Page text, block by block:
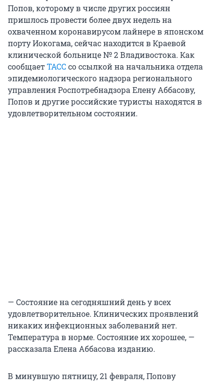
Попов, которому в числе других россиян
пришлось провести более двух недель на
охваченном коронавирусом лайнере в японском
порту Иокогама, сейчас находится в Краевой
клинической больнице № 2 Владивостока. Как
сообщаетТАССсо ссылкой на начальника отдела
эпидемиологического надзора регионального
управления Роспотребнадзора Елену Аббасову,
Попов и другие российские туристы находятся в
удовлетворительном состоянии.
— Состояние на сегодняшний день у всех
удовлетворительное. Клинических проявлений
никаких инфекционных заболеваний нет.
Температура в норме. Состояние их хорошее, —
рассказала Елена Аббасова изданию.
В минувшую пятницу, 21 февраля, Попову